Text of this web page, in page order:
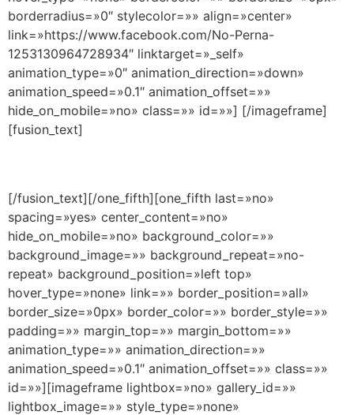
borderradius=»0″ stylecolor=»» align=»center»
link=»https://www.facebook.com/No-Perna-
1253130964728934″ linktarget=»_self»
animation_type=»0″ animation_direction=»down»
animation_speed=»0.1″ animation_offset=»»
hide_on_mobile=»no» class=»» id=»»] [/imageframe]
[fusion_text]
[/fusion_text][/one_fifth][one_fifth last=»no»
spacing=»yes» center_content=»no»
hide_on_mobile=»no» background_color=»»
background_image=»» background_repeat=»no-
repeat» background_position=»left top»
hover_type=»none» link=»» border_position=»all»
border_size=»0px» border_color=»» border_style=»»
padding=»» margin_top=»» margin_bottom=»»
animation_type=»» animation_direction=»»
animation_speed=»0.1″ animation_offset=»» class=»»
id=»»][imageframe lightbox=»no» gallery_id=»»
lightbox_image=»» style_type=»none»